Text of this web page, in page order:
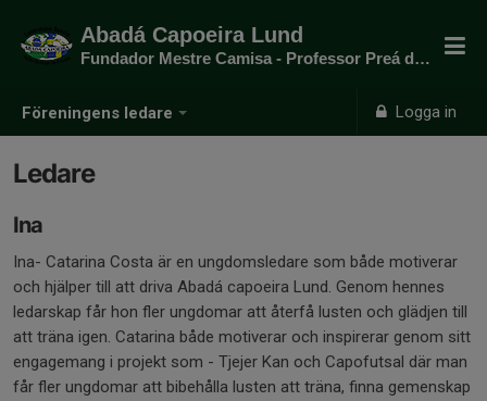
Föreningens ledare Logga in
Abadá Capoeira Lund
Fundador Mestre Camisa - Professor Preá do mato
Ledare
Ina
Ina- Catarina Costa är en ungdomsledare som både motiverar
och hjälper till att driva Abadá capoeira Lund. Genom hennes
ledarskap får hon fler ungdomar att återfå lusten och glädjen till
att träna igen. Catarina både motiverar och inspirerar genom sitt
engagemang i projekt som - Tjejer Kan och Capofutsal där man
får fler ungdomar att bibehålla lusten att träna, finna gemenskap